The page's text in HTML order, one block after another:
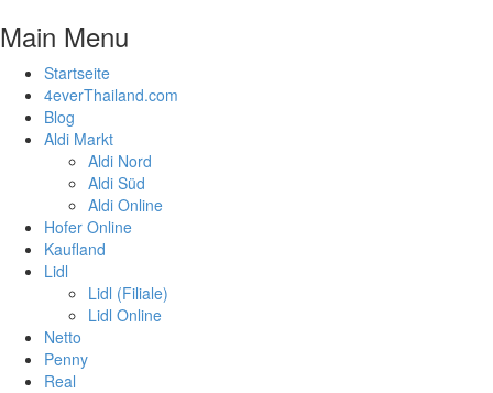
Main Menu
Startseite
4everThailand.com
Blog
Aldi Markt
Aldi Nord
Aldi Süd
Aldi Online
Hofer Online
Kaufland
Lidl
Lidl (Filiale)
Lidl Online
Netto
Penny
Real